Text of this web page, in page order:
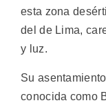
esta zona
del de Lima,
y luz.
Su
conocida como